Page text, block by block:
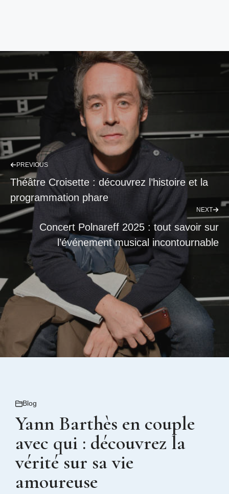
PREVIOUS
Théâtre Croisette : découvrez l’histoire et la
programmation phare
NEXT
Concert Polnareff 2025 : tout savoir sur
l’événement musical incontournable
Blog
Yann Barthès en couple
avec qui : découvrez la
vérité sur sa vie
amoureuse